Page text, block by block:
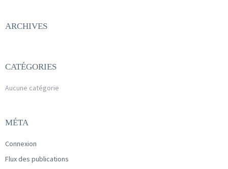
ARCHIVES
CATÉGORIES
Aucune catégorie
MÉTA
Connexion
Flux des publications